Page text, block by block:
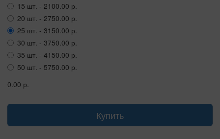
15 шт. - 2100.00 р.
20 шт. - 2750.00 р.
25 шт. - 3150.00 р.
30 шт. - 3750.00 р.
35 шт. - 4150.00 р.
50 шт. - 5750.00 р.
0.00 р.
Купить